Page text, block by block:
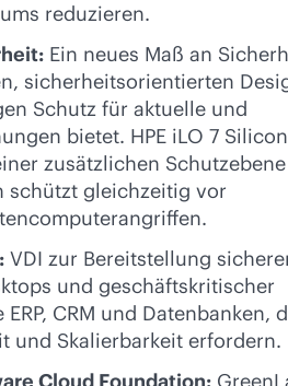
reduzieren.
Ein neues Maß an
sicherheitsorientierten
Schutz für aktuelle und
bietet. HPE iLO 7 Silicon
zusätzlichen
schützt gleichzeitig vor
VDI zur Bereitstellung
und geschäftskritischer
CRM und Datenbanken,
und Skalierbarkeit erfordern.